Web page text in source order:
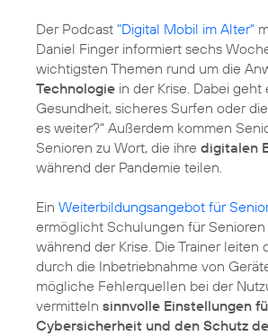
Der Podcast "Digital Mobil im Alter"
Daniel Finger informiert sechs
wichtigsten Themen rund um die
Technologie in der Krise. Dabei
Gesundheit, sicheres Surfen oder
es weiter?“ Außerdem kommen
Senioren zu Wort, die ihre digitalen
während der Pandemie teilen.
Ein Weiterbildungsangebot für
ermöglicht Schulungen für
während der Krise. Die Trainer leiten
durch die Inbetriebnahme von
mögliche Fehlerquellen bei der
vermitteln sinnvolle Einstellungen
Cybersicherheit und den Schutz